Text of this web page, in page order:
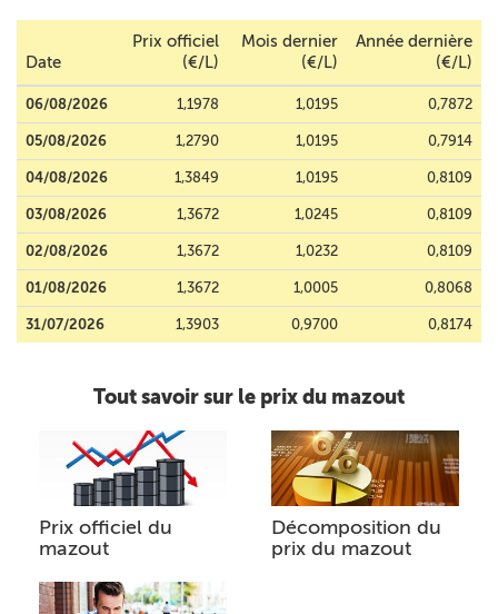
Date
Prix officiel
(€/L)
Mois dernier
(€/L)
Année dernière
(€/L)
06/08/2026 1,1978 1,0195 0,7872
05/08/2026 1,2790 1,0195 0,7914
04/08/2026 1,3849 1,0195 0,8109
03/08/2026 1,3672 1,0245 0,8109
02/08/2026 1,3672 1,0232 0,8109
01/08/2026 1,3672 1,0005 0,8068
31/07/2026 1,3903 0,9700 0,8174
Tout savoir sur le prix du mazout
Prix officiel du
mazout
Décomposition du
prix du mazout